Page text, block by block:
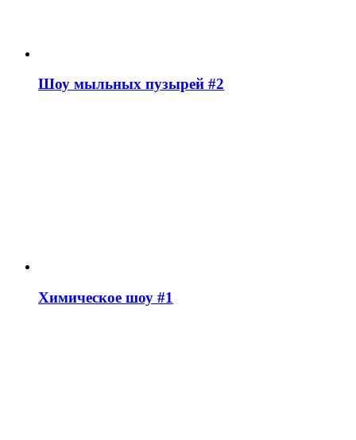
Шоу мыльных пузырей #2
Химическое шоу #1